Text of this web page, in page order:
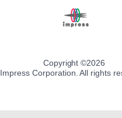
Copyright ©2026
Impress Corporation. All rights